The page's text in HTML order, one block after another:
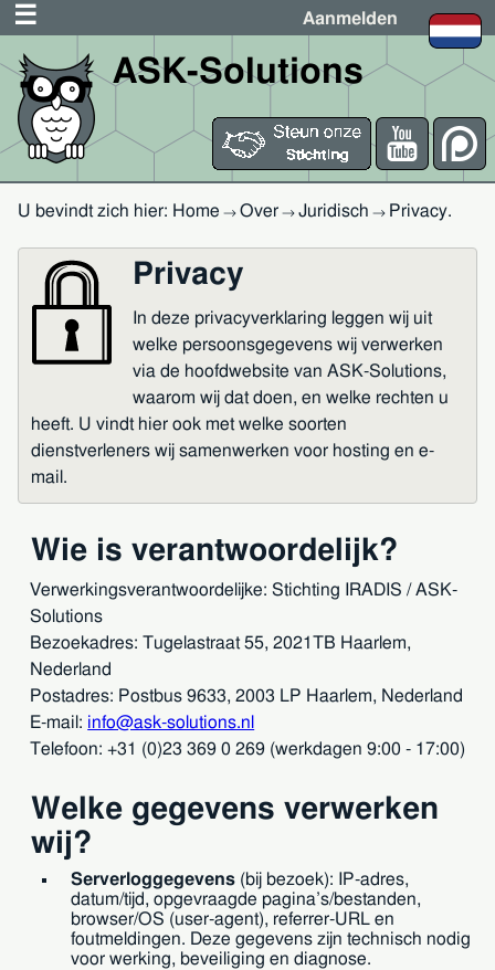
ASK-Solutions
U bevindt zich hier: Home → Over → Juridisch → Privacy.
Aanmelden
Privacy
In deze privacyverklaring leggen wij uit
welke persoonsgegevens wij verwerken
via de hoofdwebsite van ASK-Solutions,
waarom wij dat doen, en welke rechten u
heeft. U vindt hier ook met welke soorten
dienstverleners wij samenwerken voor hosting en e-
mail.
Wie is verantwoordelijk?
Verwerkingsverantwoordelijke: Stichting IRADIS / ASK-
Solutions
Bezoekadres: Tugelastraat 55, 2021TB Haarlem,
Nederland
Postadres: Postbus 9633, 2003 LP Haarlem, Nederland
E-mail: info@ask-solutions.nl
Telefoon: +31 (0)23 369 0 269 (werkdagen 9:00 - 17:00)
Welke gegevens verwerken
wij?
Serverloggegevens(bij bezoek): IP-adres,
datum/tijd, opgevraagde pagina’s/bestanden,
browser/OS (user-agent), referrer-URL en
foutmeldingen. Deze gegevens zijn technisch nodig
voor werking, beveiliging en diagnose.